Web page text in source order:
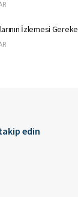
İzlemesi
edin